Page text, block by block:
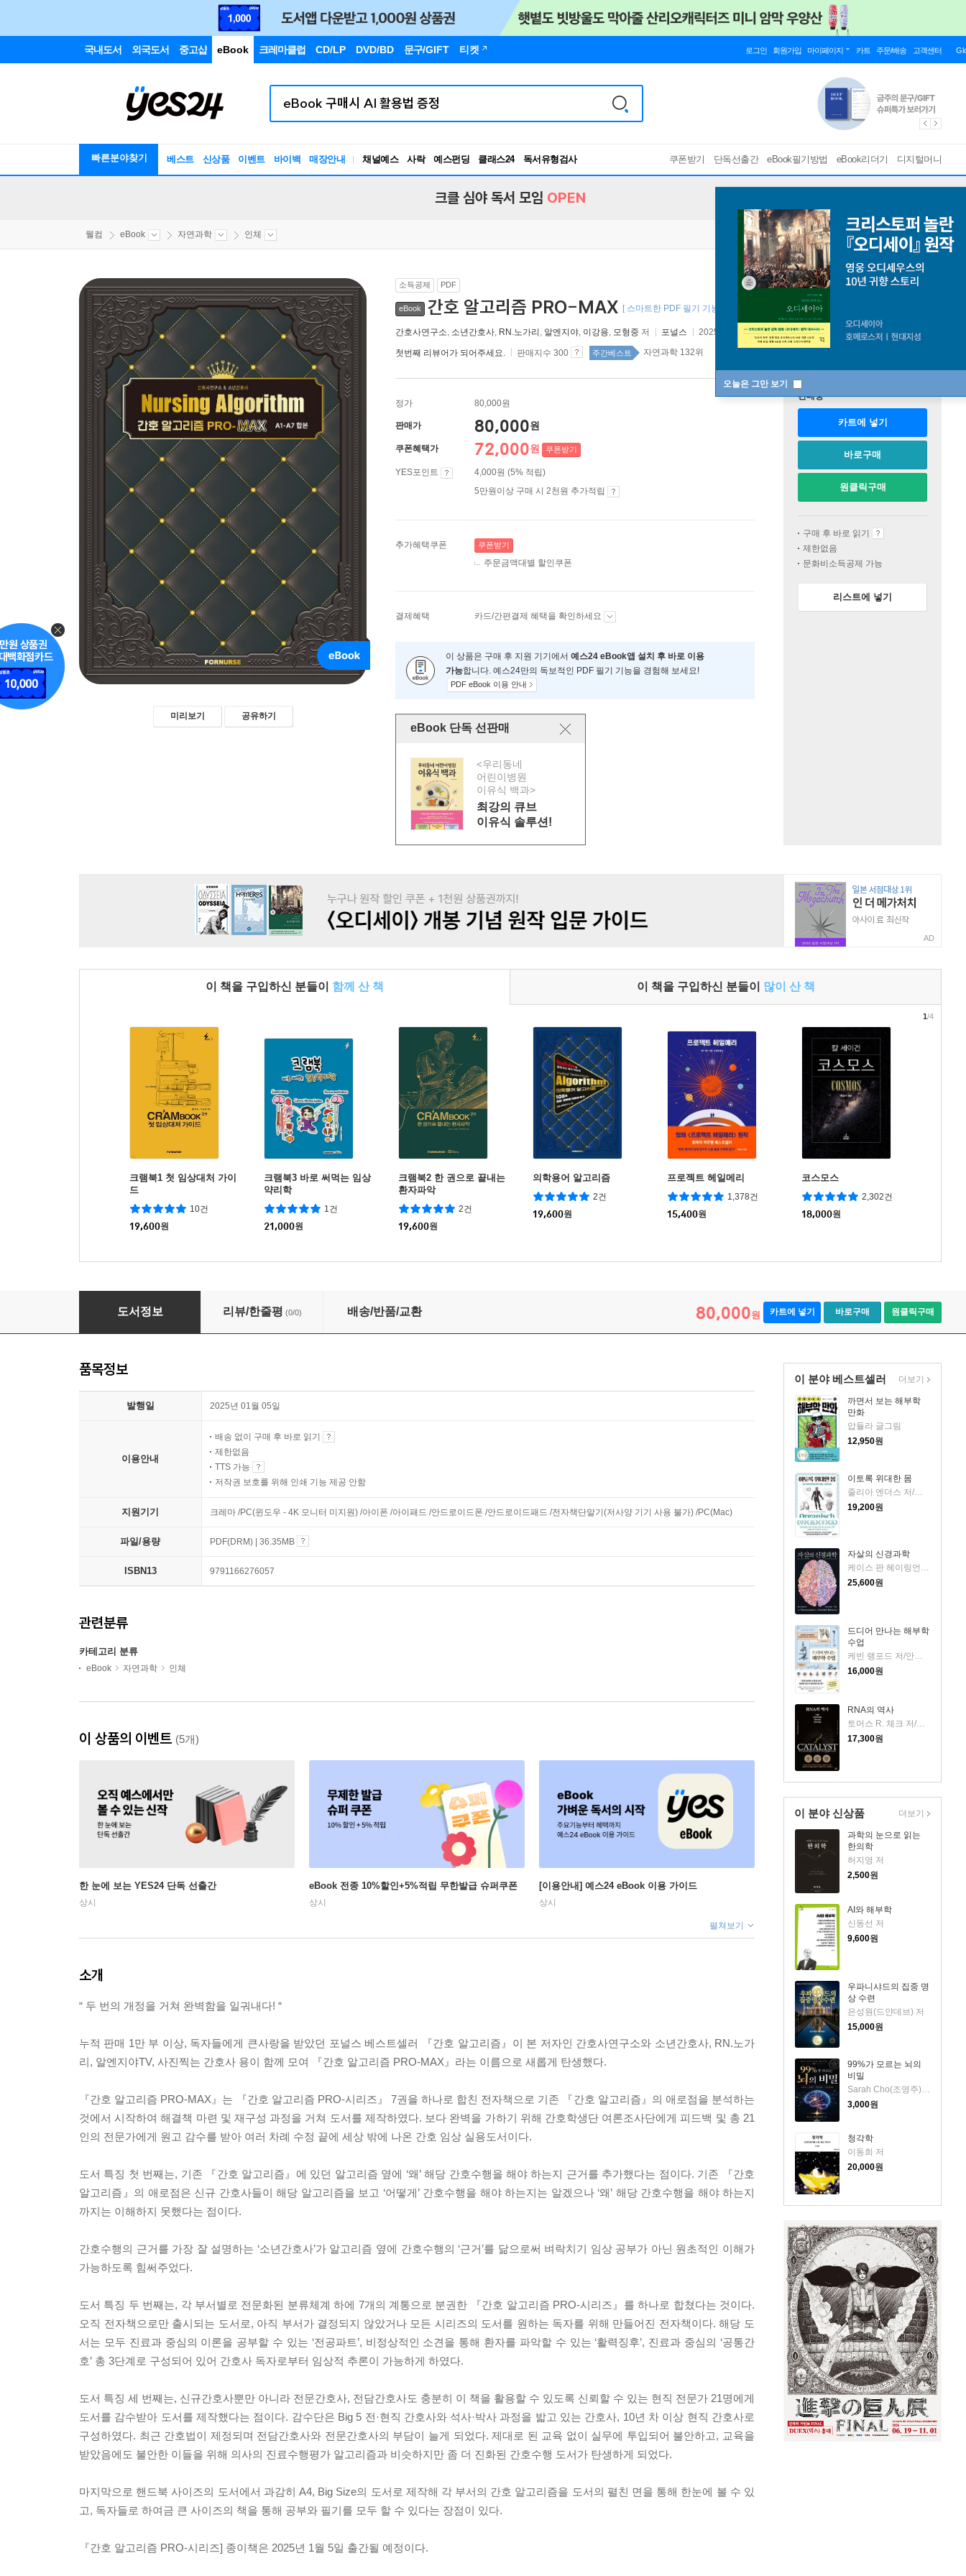
국내도서 외국도서 중고샵 eBook 크레마클럽 CD/LP DVD/BD 문구/GIFT 티켓 로그인 회원가입 마이페이지 카트 주문/배송 고객센터
빠른분야찾기 베스트 신상품 이벤트 바이백 매장안내 채널예스 사락 예스펀딩 클래스24
독서유형검사
RBTI Lab
쿠폰받기 단독선출간 eBook필기방법 eBook리더기 디지털머니
오늘은 그만 보기
크클 심야 독서 모임 OPEN
웰컴 eBook 자연과학 인체
미리보기 공유하기
소득공제 PDF
eBook 간호 알고리즘 PRO-MAX [ 스마트한 PDF 필기 기능을 사용해 보세요! ]
간호사연구소, 소년간호사, RN.노가리 , 알엔지야, 이강용, 모형중 저 포널스 2025년 01월 05일
첫번째 리뷰어가 되어주세요. 판매지수 300 주간베스트 자연과학 132위
정가 80,000원
판매가 80,000원
쿠폰혜택가 72,000원 쿠폰받기
YES포인트
4,000원 (5% 적립)
5만원이상 구매 시 2천원 추가적립
추가혜택쿠폰 쿠폰받기
주문금액대별 할인쿠폰
결제혜택 카드/간편결제 혜택을 확인하세요
이 상품은 구매 후 지원 기기에서 예스24 eBook앱 설치 후 바로 이용
가능합니다. 예스24만의 독보적인 PDF 필기 기능을 경험해 보세요!
PDF eBook 이용 안내
eBook 단독 선판매
<우리동네
어린이병원
이유식 백과>
최강의 큐브
이유식 솔루션!
판매중
카트에 넣기
바로구매
원클릭구매
구매 후 바로 읽기
제한없음
문화비소득공제 가능
리스트에 넣기
AD
이 책을 구입하신 분들이 함께 산 책 이 책을 구입하신 분들이 많이 산 책
크램북1 첫 임상대처 가이
드
10건
19,600원
크램북3 바로 써먹는 임상
약리학
1건
21,000원
크램북2 한 권으로 끝내는
환자파악
2건
19,600원
의학용어 알고리즘
2건
19,600원
프로젝트 헤일메리
1,378건
15,400원
코스모스
2,302건
18,000원
1/4
간호 알고리즘 PRO-MAX
도서정보 리뷰/한줄평 (0/0) 배송/반품/교환 80,000원 카트에 넣기 바로구매 원클릭구매
이 분야 베스트셀러
까면서 보는 해부학
만화
압듈라 글그림
12,950원
이토록 위대한 몸
19,200원
자살의 신경과학
케이스 판 헤이링언 저/정태연,장민희 역
25,600원
드디어 만나는 해부학
수업
케빈 랭포드 저/안은미 역
16,000원
RNA의 역사
17,300원
더보기
이 분야 신상품
과학의 눈으로 읽는
한의학
허지영 저
2,500원
AI와 해부학
신동선 저
9,600원
우파니샤드의 집중 명
상 수련
은성원(드얀데브) 저
15,000원
99%가 모르는 뇌의
비밀
3,000원
청각학
이동희 저
20,000원
더보기
품목정보
발행일 2025년 01월 05일
이용안내
배송 없이 구매 후 바로 읽기
제한없음
TTS 가능
저작권 보호를 위해 인쇄 기능 제공 안함
지원기기 크레마 /PC(윈도우 - 4K 모니터 미지원) /아이폰 /아이패드 /안드로이드폰 /안드로이드패드 /전자책단말기(저사양 기기 사용 불가) /PC(Mac)
파일/용량 PDF(DRM) | 36.35MB
ISBN13 9791166276057
관련분류
카테고리 분류
eBook 자연과학 인체
이 상품의 이벤트 (5개)
한 눈에 보는 YES24 단독 선출간
상시
eBook 전종 10%할인+5%적립 무한발급 슈퍼쿠폰
상시
[이용안내] 예스24 eBook 이용 가이드
상시
펼쳐보기
소개
“ 두 번의 개정을 거쳐 완벽함을 일궈내다! “
누적 판매 1만 부 이상, 독자들에게 큰사랑을 받았던 포널스 베스트셀러 『간호 알고리즘』이 본 저자인 간호사연구소와 소년간호사, RN.노가
리, 알엔지야TV, 사진찍는 간호사 용이 함께 모여 『간호 알고리즘 PRO-MAX』라는 이름으로 새롭게 탄생했다.
『간호 알고리즘 PRO-MAX』는 『간호 알고리즘 PRO-시리즈』 7권을 하나로 합친 전자책으로 기존 『간호 알고리즘』의 애로점을 분석하는
것에서 시작하여 해결책 마련 및 재구성 과정을 거쳐 도서를 제작하였다. 보다 완벽을 가하기 위해 간호학생단 여론조사단에게 피드백 및 총 21
인의 전문가에게 원고 감수를 받아 여러 차례 수정 끝에 세상 밖에 나온 간호 임상 실용도서이다.
도서 특징 첫 번째는, 기존 『간호 알고리즘』에 있던 알고리즘 옆에 ‘왜’ 해당 간호수행을 해야 하는지 근거를 추가했다는 점이다. 기존 『간호
알고리즘』의 애로점은 신규 간호사들이 해당 알고리즘을 보고 ‘어떻게’ 간호수행을 해야 하는지는 알겠으나 ‘왜’ 해당 간호수행을 해야 하는지
까지는 이해하지 못했다는 점이다.
간호수행의 근거를 가장 잘 설명하는 ‘소년간호사’가 알고리즘 옆에 간호수행의 ‘근거’를 닮으로써 벼락치기 임상 공부가 아닌 원초적인 이해가
가능하도록 힘써주었다.
도서 특징 두 번째는, 각 부서별로 전문화된 분류체계 하에 7개의 계통으로 분권한 『간호 알고리즘 PRO-시리즈』를 하나로 합쳤다는 것이다.
오직 전자책으로만 출시되는 도서로, 아직 부서가 결정되지 않았거나 모든 시리즈의 도서를 원하는 독자를 위해 만들어진 전자책이다. 해당 도
서는 모두 진료과 중심의 이론을 공부할 수 있는 ‘전공파트’, 비정상적인 소견을 통해 환자를 파악할 수 있는 ‘활력징후’, 진료과 중심의 ‘공통간
호’ 총 3단계로 구성되어 있어 간호사 독자로부터 임상적 추론이 가능하게 하였다.
도서 특징 세 번째는, 신규간호사뿐만 아니라 전문간호사, 전담간호사도 충분히 이 책을 활용할 수 있도록 신뢰할 수 있는 현직 전문가 21명에게
도서를 감수받아 도서를 제작했다는 점이다. 감수단은 Big 5 전·현직 간호사와 석사·박사 과정을 밟고 있는 간호사, 10년 차 이상 현직 간호사로
구성하였다. 최근 간호법이 제정되며 전담간호사와 전문간호사의 부담이 늘게 되었다. 제대로 된 교육 없이 실무에 투입되어 불안하고, 교육을
받았음에도 불안한 이들을 위해 의사의 진료수행평가 알고리즘과 비슷하지만 좀 더 진화된 간호수행 도서가 탄생하게 되었다.
마지막으로 핸드북 사이즈의 도서에서 과감히 A4, Big Size의 도서로 제작해 각 부서의 간호 알고리즘을 도서의 펼친 면을 통해 한눈에 볼 수 있
고, 독자들로 하여금 큰 사이즈의 책을 통해 공부와 필기를 모두 할 수 있다는 장점이 있다.
『간호 알고리즘 PRO-시리즈] 종이책은 2025년 1월 5일 출간될 예정이다.